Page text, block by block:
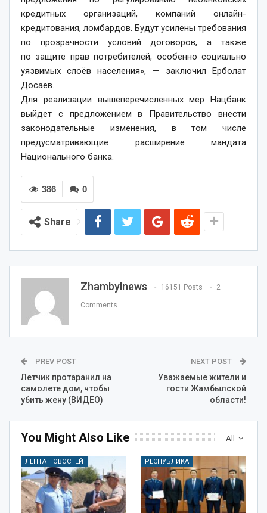
кредитных организаций, компаний онлайн-
кредитования, ломбардов. Будут усилены требования
по прозрачности условий договоров, а также
по защите прав потребителей, особенно социально
уязвимых слоёв населения», — заключил Ерболат
Досаев.
Для реализации вышеперечисленных мер Нацбанк
выйдет с предложением в Правительство внести
законодательные изменения, в том числе
предусматривающие расширение мандата
Национального банка.
0
386
Share
Zhambylnews 16151 Posts 2
Comments
PREV POST
Летчик протаранил на
самолете дом, чтобы
убить жену (ВИДЕО)
NEXT POST
Уважаемые жители и
гости Жамбылской
области!
All
You Might Also Like
ЛЕНТА НОВОСТЕЙ РЕСПУБЛИКА